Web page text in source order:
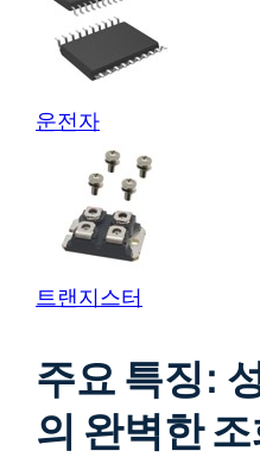
운전자
트랜지스터
주요 특징:
의 완벽한